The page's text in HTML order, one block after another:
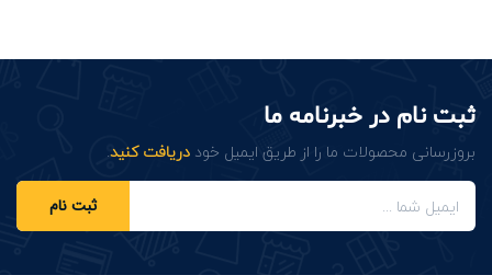
ثبت نام در خبرنامه ما
بروزرسانی محصولات ما را از طریق ایمیل خود دریافت کنید.
ثبت نام